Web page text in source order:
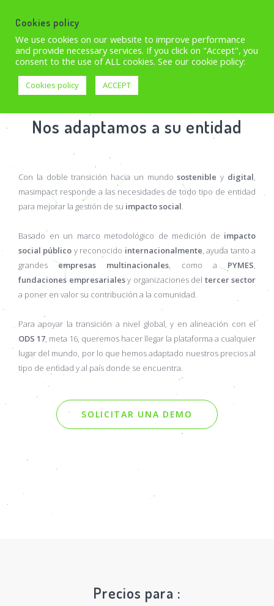
☰
Nos adaptamos a su entidad
Con la doble transición hacia un mundosostenible y digital,
masimpact responde a las necesidades de todo tipo de entidad
para mejorar la gestión de su impacto social.
Basado en un marco metodológico de medición de impacto
social público y reconocido internacionalmente, ayuda tanto a
grandesempresas multinacionales, como a PYMES,
fundaciones empresarialesy organizaciones del tercer sector
a poner en valor su contribución a la comunidad.
Para apoyar la transición a nivel global, y en alineación con el
ODS 17, meta 16, queremos hacer llegar la plataforma a cualquier
lugar del mundo, por lo que hemos adaptado nuestros precios al
tipo de entidad y al país donde se encuentra.
SOLICITAR UNA DEMO
Precios para :
Cookies policy
We use cookies on our website to improve performance
and provide necessary services. If you click on "Accept", you
consent to the use of ALL cookies. See our cookie policy:
Cookies policy ACCEPT